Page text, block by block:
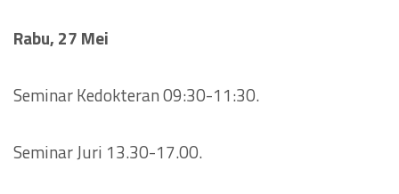
Rabu, 27 Mei
Seminar Kedokteran 09:30-11:30.
Seminar Juri 13.30-17.00.